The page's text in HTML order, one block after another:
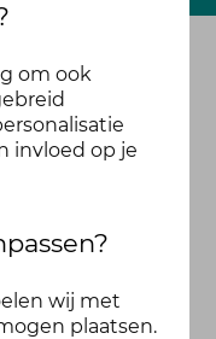
om ook
invloed op je
wij met
plaatsen.